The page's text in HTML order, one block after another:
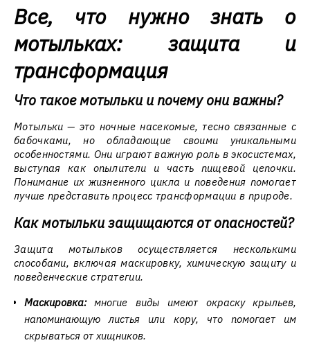
Все, что нужно знать о
мотыльках: защита и
трансформация
Что такое мотыльки и почему они важны?
Мотыльки — это ночные насекомые, тесно связанные с
бабочками, но обладающие своими уникальными
особенностями. Они играют важную роль в экосистемах,
выступая как опылители и часть пищевой цепочки.
Понимание их жизненного цикла и поведения помогает
лучше представить процесс трансформации в природе.
Как мотыльки защищаются от опасностей?
Защита мотыльков осуществляется несколькими
способами, включая маскировку, химическую защиту и
поведенческие стратегии.
Маскировка:многие виды имеют окраску крыльев,
напоминающую листья или кору, что помогает им
скрываться от хищников.